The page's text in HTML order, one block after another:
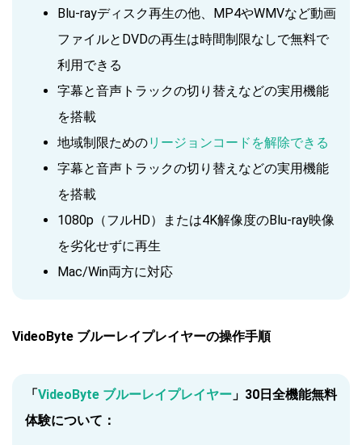
Blu-rayディスク再生の他、MP4やWMVなど動画
ファイルとDVDの再生は時間制限なしで無料で
利用できる
字幕と音声トラックの切り替えなどの実用機能
を搭載
地域制限ためのリージョンコードを解除できる
字幕と音声トラックの切り替えなどの実用機能
を搭載
1080p（フルHD）または4K解像度のBlu-ray映像
を劣化せずに再生
Mac/Win両方に対応
VideoByte ブルーレイプレイヤーの操作手順
「VideoByte ブルーレイプレイヤー 」30日全機能無料
体験について：